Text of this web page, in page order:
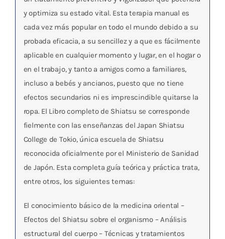
y optimiza su estado vital. Esta terapia manual es
cada vez más popular en todo el mundo debido a su
probada eficacia, a su sencillez y a que es fácilmente
aplicable en cualquier momento y lugar, en el hogar o
en el trabajo, y tanto a amigos como a familiares,
incluso a bebés y ancianos, puesto que no tiene
efectos secundarios ni es imprescindible quitarse la
ropa. El Libro completo de Shiatsu se corresponde
fielmente con las enseñanzas del Japan Shiatsu
College de Tokio, única escuela de Shiatsu
reconocida oficialmente por el Ministerio de Sanidad
de Japón. Esta completa guía teórica y práctica trata,
entre otros, los siguientes temas:
El conocimiento básico de la medicina oriental –
Efectos del Shiatsu sobre el organismo – Análisis
estructural del cuerpo – Técnicas y tratamientos